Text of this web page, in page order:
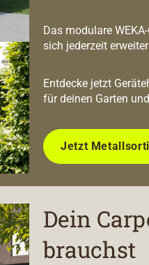
Das modulare
sich jederzeit
Entdecke jetzt
für deinen Garten
Jetzt
Dein
brauchst